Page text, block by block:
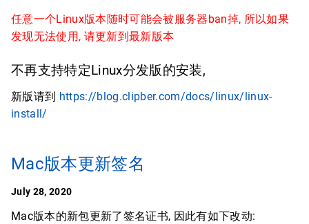
任意一个Linux版本随时可能会被服务器ban掉, 所以如果
发现无法使用, 请更新到最新版本
不再支持特定Linux分发版的安装,
新版请到 https://blog.clipber.com/docs/linux/linux-
install/
Mac版本更新签名
July 28, 2020
Mac版本的新包更新了签名证书, 因此有如下改动: